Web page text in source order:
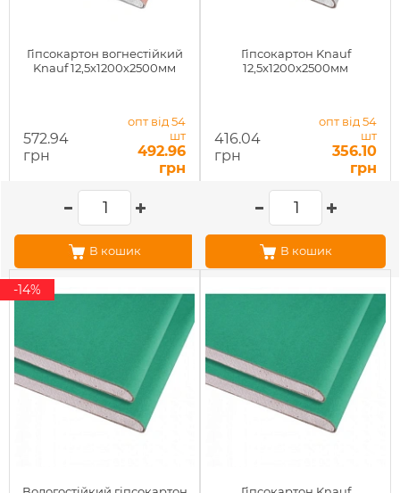
Гіпсокартон вогнестійкий
Knauf 12,5х1200х2500мм
572.94
грн
опт від 54
шт
492.96
грн
В кошик
Гіпсокартон Knauf
12,5x1200x2500мм
416.04
грн
опт від 54
шт
356.10
грн
В кошик
-14%